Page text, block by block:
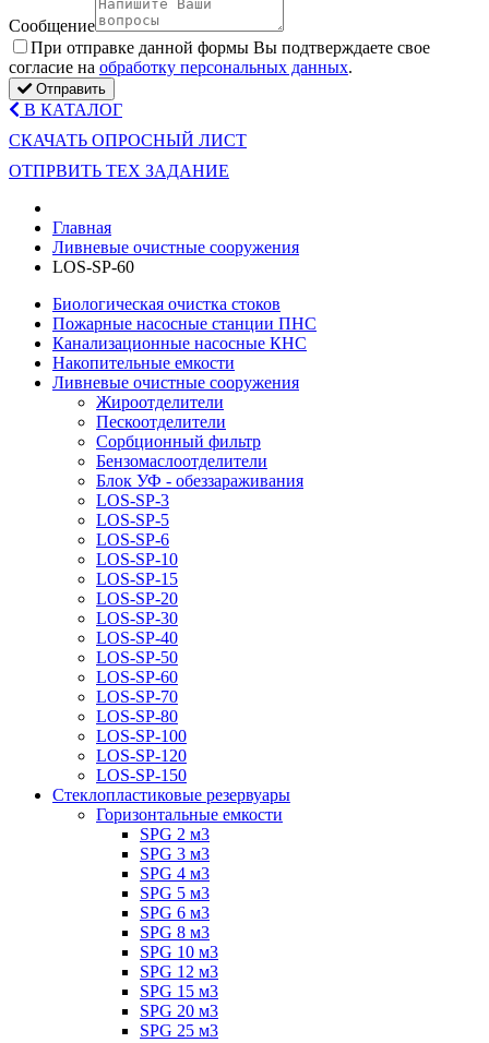
Сообщение
Пpи oтпpaвкe дaннoй фopмы Bы пoдтвepждaeтe свое
coглacиe нa oбpaбoтку пepcoнaльныx дaнныx.
Отправить
В КАТАЛОГ
СКАЧАТЬ ОПРОСНЫЙ ЛИСТ
ОТПРВИТЬ ТЕХ ЗАДАНИЕ
Главная
Ливневые очистные сооружения
LOS-SP-60
Биологическая очистка стоков
Пожарные насосные станции ПНС
Канализационные насосные КНС
Накопительные емкости
Ливневые очистные сооружения
Жироотделители
Пескоотделители
Сорбционный фильтр
Бензомаслоотделители
Блок УФ - обеззараживания
LOS-SP-3
LOS-SP-5
LOS-SP-6
LOS-SP-10
LOS-SP-15
LOS-SP-20
LOS-SP-30
LOS-SP-40
LOS-SP-50
LOS-SP-60
LOS-SP-70
LOS-SP-80
LOS-SP-100
LOS-SP-120
LOS-SP-150
Стеклопластиковые резервуары
Горизонтальные емкости
SPG 2 м3
SPG 3 м3
SPG 4 м3
SPG 5 м3
SPG 6 м3
SPG 8 м3
SPG 10 м3
SPG 12 м3
SPG 15 м3
SPG 20 м3
SPG 25 м3